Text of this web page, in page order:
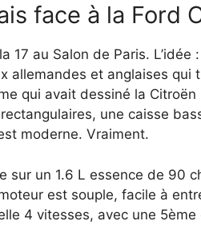
face à la Ford
17 au Salon de Paris.
allemandes et anglaises
qui avait dessiné la
une caisse
moderne. Vraiment.
sur un 1.6 L essence de 90
est souple, facile à
4 vitesses, avec une